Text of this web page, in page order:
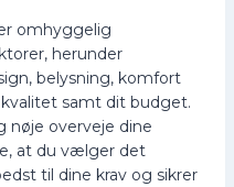
omhyggelig
herunder
belysning, komfort
samt dit budget.
nøje overveje dine
at du vælger det
til dine krav og sikrer